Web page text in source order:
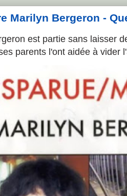
Marilyn Bergeron -
est partie sans laisser
parents l'ont aidée à vider